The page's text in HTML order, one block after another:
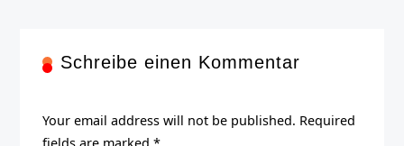
Schreibe einen Kommentar
Your email address will not be published. Required
fields are marked *.